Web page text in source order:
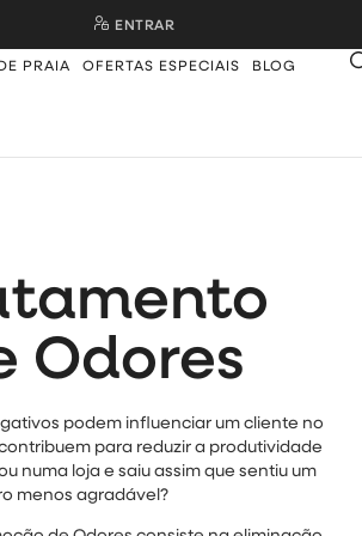
ENTRAR
PRAIA OFERTAS ESPECIAIS BLOG
Odores
podem influenciar um cliente no
para reduzir a produtividade
numa loja e saiu assim que sentiu um
menos agradável?